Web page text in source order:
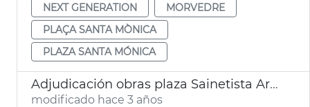
NEXT GENERATION
MORVEDRE
PLAÇA SANTA MÒNICA
PLAZA SANTA MÓNICA
Adjudicación obras plaza Sainetista Arniches
modificado hace 3 años